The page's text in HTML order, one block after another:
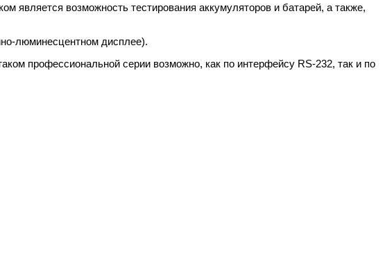
является возможность тестирования аккумуляторов и батарей, а также,
люминесцентном дисплее).
профессиональной серии возможно, как по интерфейсу RS-232, так и по